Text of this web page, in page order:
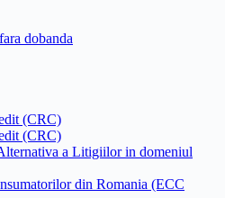
dobanda
(CRC)
(CRC)
a Litigiilor in domeniul
din Romania (ECC